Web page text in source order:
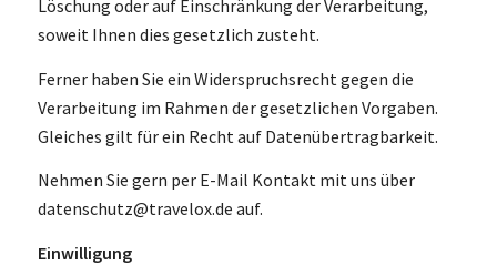
Löschung oder auf Einschränkung der Verarbeitung,
soweit Ihnen dies gesetzlich zusteht.
Ferner haben Sie ein Widerspruchsrecht gegen die
Verarbeitung im Rahmen der gesetzlichen Vorgaben.
Gleiches gilt für ein Recht auf Datenübertragbarkeit.
Nehmen Sie gern per E-Mail Kontakt mit uns über
datenschutz@travelox.de auf.
Einwilligung